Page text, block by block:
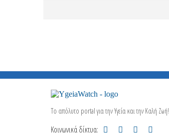
Το απόλυτο portal για την Υγεία και την Καλή Ζωή!
Κοινωνικά δίκτυα: